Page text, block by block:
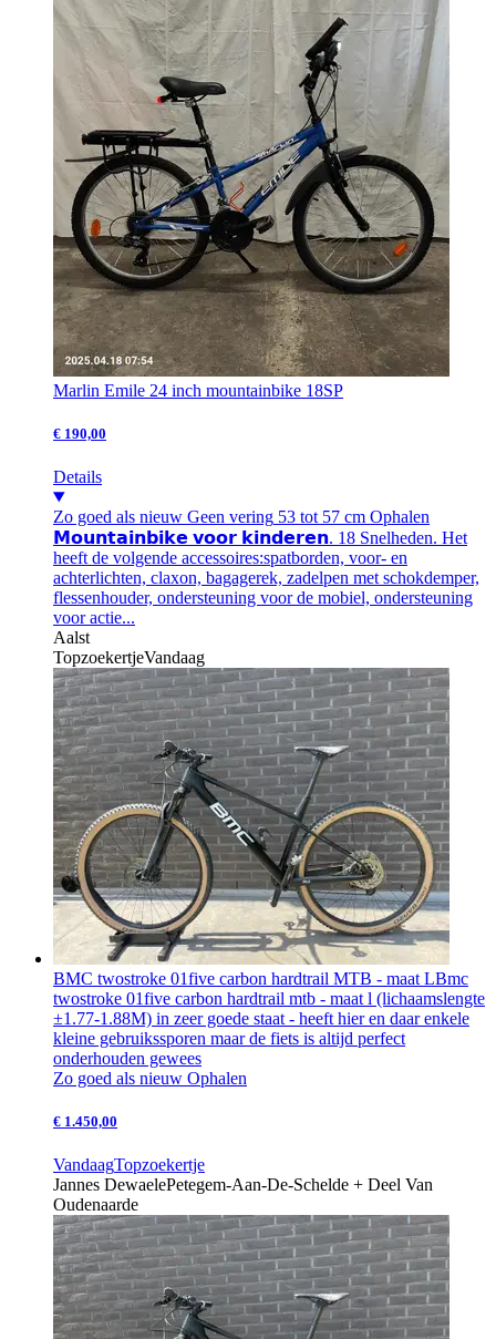
Marlin Emile 24 inch mountainbike 18SP
€ 190,00
Details
Zo goed als nieuw Geen vering 53 tot 57 cm Ophalen
𝗠𝗼𝘂𝗻𝘁𝗮𝗶𝗻𝗯𝗶𝗸𝗲 𝘃𝗼𝗼𝗿 𝗸𝗶𝗻𝗱𝗲𝗿𝗲𝗻. 18 Snelheden. Het
heeft de volgende accessoires:spatborden, voor- en
achterlichten, claxon, bagagerek, zadelpen met schokdemper,
flessenhouder, ondersteuning voor de mobiel, ondersteuning
voor actie...
Aalst
TopzoekertjeVandaag
BMC twostroke 01five carbon hardtrail MTB - maat LBmc
twostroke 01five carbon hardtrail mtb - maat l (lichaamslengte
±1.77-1.88M) in zeer goede staat - heeft hier en daar enkele
kleine gebruikssporen maar de fiets is altijd perfect
onderhouden gewees
Zo goed als nieuw Ophalen
€ 1.450,00
VandaagTopzoekertje
Jannes DewaelePetegem-Aan-De-Schelde + Deel Van
Oudenaarde